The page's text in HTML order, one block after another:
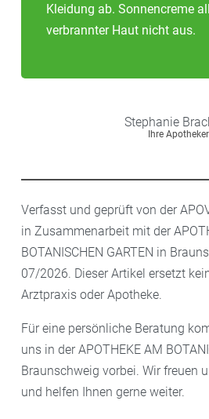
Kleidung ab. Sonnencreme
verbrannter Haut nicht aus.
Stephanie
Ihre
Verfasst und geprüft von der
in Zusammenarbeit mit der
BOTANISCHEN GARTEN in
07/2026. Dieser Artikel ersetzt
Arztpraxis oder Apotheke.
Für eine persönliche Beratung
uns in der APOTHEKE AM
Braunschweig vorbei. Wir freuen
und helfen Ihnen gerne weiter.